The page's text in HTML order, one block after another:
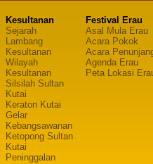
Kesultanan
Sejarah
Lambang
Kesultanan
Wilayah
Kesultanan
Silsilah Sultan
Kutai
Keraton Kutai
Gelar
Kebangsawanan
Ketopong Sultan
Kutai
Peninggalan
Festival Erau
Asal Mula Erau
Acara Pokok
Acara
Agenda Erau
Peta Lokasi